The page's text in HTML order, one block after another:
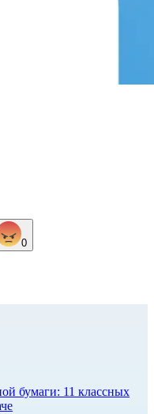
0
бумаги: 11 классных